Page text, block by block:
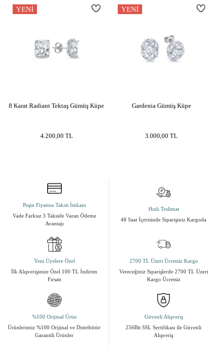
gold gümüş küpe
YENI
8 Karat Radiant Tektaş Gümüş Küpe
4.200,00 TL
YENI
Gardenia Gümüş Küpe
3.000,00 TL
Peşin Fiyatına Taksit İmkanı
Vade Farksız 3 Takside Varan Ödeme
Avantajı
Hızlı Teslimat
48 Saat İçerisinde Siparişiniz Kargoda
Yeni Üyelere Özel
İlk Alışverişinize Özel 100 TL İndirim
Fırsatı
2700 TL Üzeri Ücretsiz Kargo
Vereceğiniz Siparişlerde 2700 TL Üzeri
Kargo Ücretsiz
%100 Orijinal Ürün
Ürünlerimiz %100 Orijinal ve Distribütör
Garantili Ürünler
Güvenli Alışveriş
256Bit SSL Sertifikası ile Güvenli
Alışveriş